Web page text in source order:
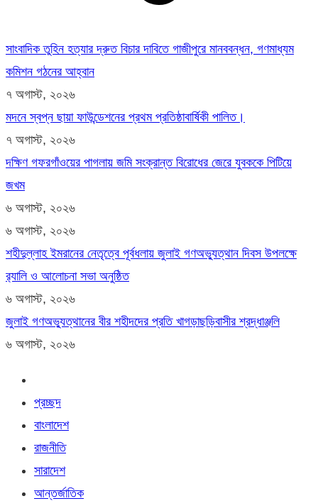
সাংবাদিক তুহিন হত্যার দ্রুত বিচার দাবিতে গাজীপুরে মানববন্ধন, গণমাধ্যম
কমিশন গঠনের আহ্বান
৭ অগাস্ট, ২০২৬
মদনে স্বপ্ন ছায়া ফাউন্ডেশনের প্রথম প্রতিষ্ঠাবার্ষিকী পালিত।
৭ অগাস্ট, ২০২৬
দক্ষিণ গফরগাঁওয়ের পাগলায় জমি সংক্রান্ত বিরোধের জেরে যুবককে পিটিয়ে
জখম
৬ অগাস্ট, ২০২৬
৬ অগাস্ট, ২০২৬
শহীদুল্লাহ ইমরানের নেতৃত্বে পূর্বধলায় জুলাই গণঅভ্যুত্থান দিবস উপলক্ষে
র‍্যালি ও আলোচনা সভা অনুষ্ঠিত
৬ অগাস্ট, ২০২৬
জুলাই গণঅভ্যুত্থানের বীর শহীদদের প্রতি খাগড়াছড়িবাসীর শ্রদ্ধাঞ্জলি
৬ অগাস্ট, ২০২৬
প্রচ্ছদ
বাংলাদেশ
রাজনীতি
সারাদেশ
আন্তর্জাতিক